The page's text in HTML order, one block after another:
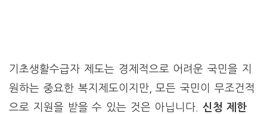
기초생활수급자 제도는 경제적으로 어려운 국민을 지
원하는 중요한 복지제도이지만, 모든 국민이 무조건적
으로 지원을 받을 수 있는 것은 아닙니다. 신청 제한